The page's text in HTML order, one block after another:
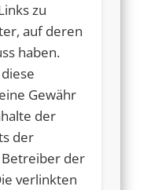
zu
auf deren
haben.
Gewähr
der
der
der
verlinkten